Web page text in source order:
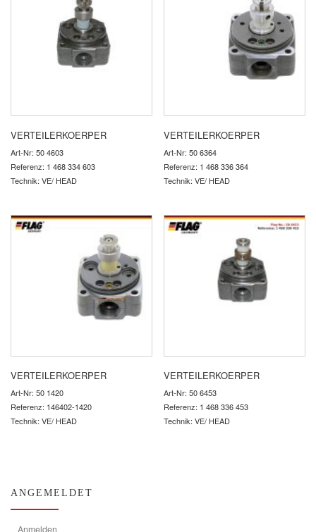
VERTEILERKOERPER
Art-Nr: 50 4603
Referenz: 1 468 334 603
Technik: VE/ HEAD
VERTEILERKOERPER
Art-Nr: 50 6364
Referenz: 1 468 336 364
Technik: VE/ HEAD
VERTEILERKOERPER
Art-Nr: 50 1420
Referenz: 146402-1420
Technik: VE/ HEAD
VERTEILERKOERPER
Art-Nr: 50 6453
Referenz: 1 468 336 453
Technik: VE/ HEAD
ANGEMELDET
Anmelden